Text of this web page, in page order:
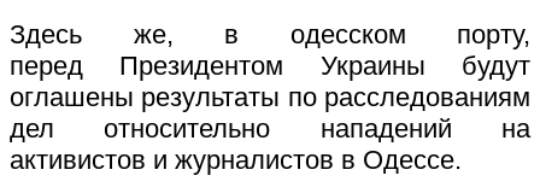
Здесь же, в одесском порту,
перед Президентом Украины будут
оглашены результаты по расследованиям
дел относительно нападений на
активистов и журналистов в Одессе.